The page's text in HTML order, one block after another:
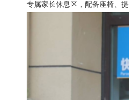
专属家长休息区，配备座椅、